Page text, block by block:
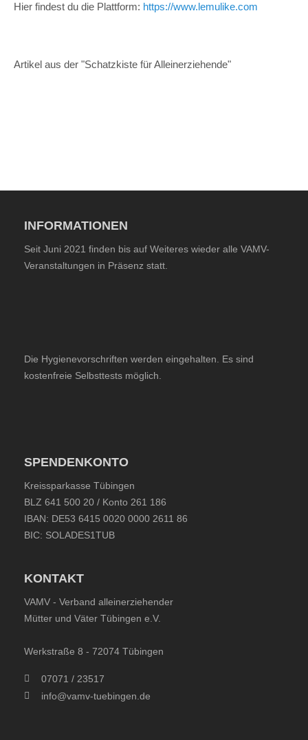
Hier findest du die Plattform: https://www.lemulike.com
Artikel aus der "Schatzkiste für Alleinerziehende"
INFORMATIONEN
Seit Juni 2021 finden bis auf Weiteres wieder alle VAMV-
Veranstaltungen in Präsenz statt.
Die Hygienevorschriften werden eingehalten. Es sind
kostenfreie Selbsttests möglich.
SPENDENKONTO
Kreissparkasse Tübingen
BLZ 641 500 20 / Konto 261 186
IBAN: DE53 6415 0020 0000 2611 86
BIC: SOLADES1TUB
KONTAKT
VAMV - Verband alleinerziehender
Mütter und Väter Tübingen e.V.
Werkstraße 8 - 72074 Tübingen
07071 / 23517
info@vamv-tuebingen.de